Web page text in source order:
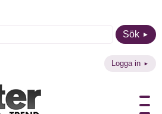
Sök
Logga in